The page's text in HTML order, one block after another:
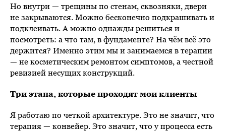
Но внутри — трещины по стенам, сквозняки, двери
не закрываются. Можно бесконечно подкрашивать и
подклеивать. А можно однажды решиться и
посмотреть: а что там, в фундаменте? На чём всё это
держится? Именно этим мы и занимаемся в терапии
— не косметическим ремонтом симптомов, а честной
ревизией несущих конструкций.
Три этапа, которые проходят мои клиенты
Я работаю по четкой архитектуре. Это не значит, что
терапия — конвейер. Это значит, что у процесса есть